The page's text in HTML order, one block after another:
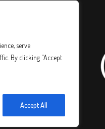
serve
By clicking "Accept
Accept All